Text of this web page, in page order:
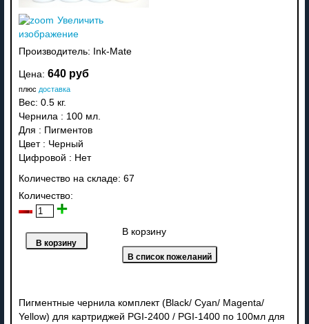
Увеличить
изображение
Производитель: Ink-Mate
Цена: 640 руб
плюс доставка
Вес: 0.5 кг.
Чернила : 100 мл.
Для : Пигментов
Цвет: Черный
Цифровой : Нет
Количество на складе: 67
Количество:
В корзину
Пигментные чернила комплект (Black/ Cyan/ Magenta/
Yellow) для картриджей PGI-2400 / PGI-1400 по 100мл для